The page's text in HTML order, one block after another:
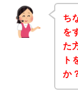
ち
を
た
ト
か